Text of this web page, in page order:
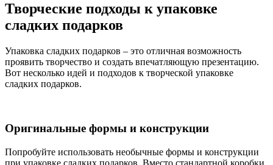
Творческие подходы к упаковке
сладких подарков
Упаковка сладких подарков – это отличная возможность
проявить творчество и создать впечатляющую презентацию.
Вот несколько идей и подходов к творческой упаковке
сладких подарков.
Оригинальные формы и конструкции
Попробуйте использовать необычные формы и конструкции
при упаковке сладких подарков. Вместо стандартной коробки